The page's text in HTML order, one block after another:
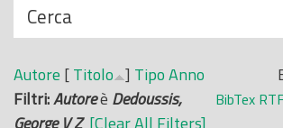
N
a
s
c
o
Cerca
BibTex
Autore [Titolo ] TipoAnno
Filtri:Autoreè Dedoussis,
George V Z [Clear All Filters]